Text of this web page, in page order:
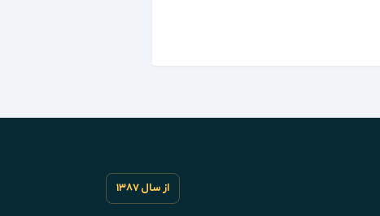
از سال ۱۳۸۷